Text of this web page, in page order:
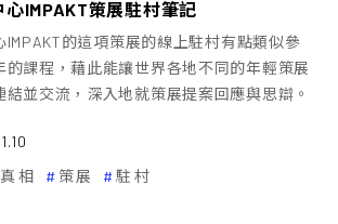
IMPAKT策展駐村筆記
的這項策展的線上駐村有點類似參
的課程，藉此能讓世界各地不同的年輕策展
結並交流，深入地就策展提案回應與思辯。
相 策展 駐村